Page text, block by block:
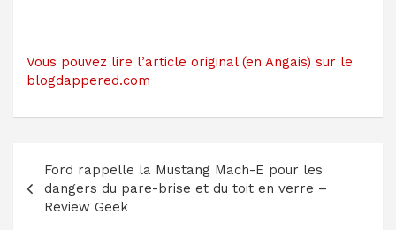
Vous pouvez lire l’article original (en Angais) sur le
blogdappered.com
Navigation
de
l’article
Ford rappelle la Mustang Mach-E pour les
dangers du pare-brise et du toit en verre –
Review Geek